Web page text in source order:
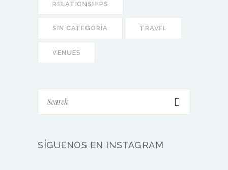
RELATIONSHIPS
SIN CATEGORÍA TRAVEL
VENUES
SÍGUENOS EN INSTAGRAM